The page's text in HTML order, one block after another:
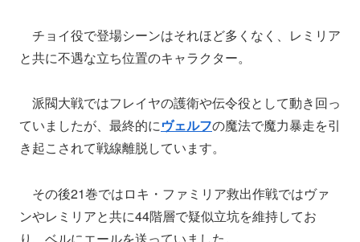
チョイ役で登場シーンはそれほど多くなく、レミリア
と共に不遇な立ち位置のキャラクター。
派閥大戦ではフレイヤの護衛や伝令役として動き回っ
ていましたが、最終的にヴェルフの魔法で魔力暴走を引
き起こされて戦線離脱しています。
その後21巻ではロキ・ファミリア救出作戦ではヴァ
ンやレミリアと共に44階層で疑似立坑を維持してお